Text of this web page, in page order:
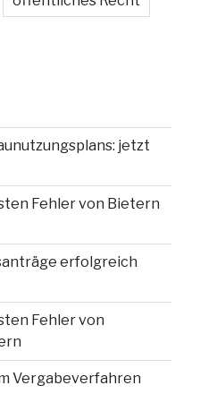
jetzt
Fehler von Bietern
erfolgreich
Fehler von
Vergabeverfahren